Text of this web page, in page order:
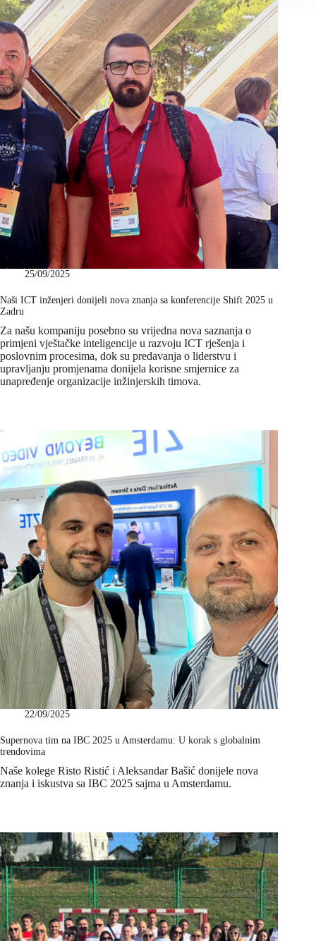
25/09/2025
Naši ICT inženjeri donijeli nova znanja sa konferencije Shift 2025 u
Zadru
Za našu kompaniju posebno su vrijedna nova saznanja o
primjeni vještačke inteligencije u razvoju ICT rješenja i
poslovnim procesima, dok su predavanja o liderstvu i
upravljanju promjenama donijela korisne smjernice za
unapređenje organizacije inžinjerskih timova.
22/09/2025
Supernova tim na IBC 2025 u Amsterdamu: U korak s globalnim
trendovima
Naše kolege Risto Ristić i Aleksandar Bašić donijele nova
znanja i iskustva sa IBC 2025 sajma u Amsterdamu.